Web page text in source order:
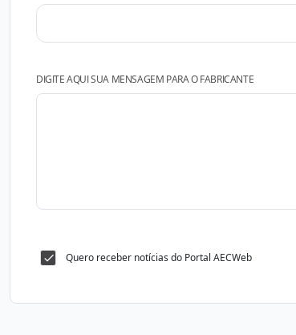
DIGITE AQUI SUA MENSAGEM PARA O FABRICANTE
Quero receber notícias do Portal AECWeb